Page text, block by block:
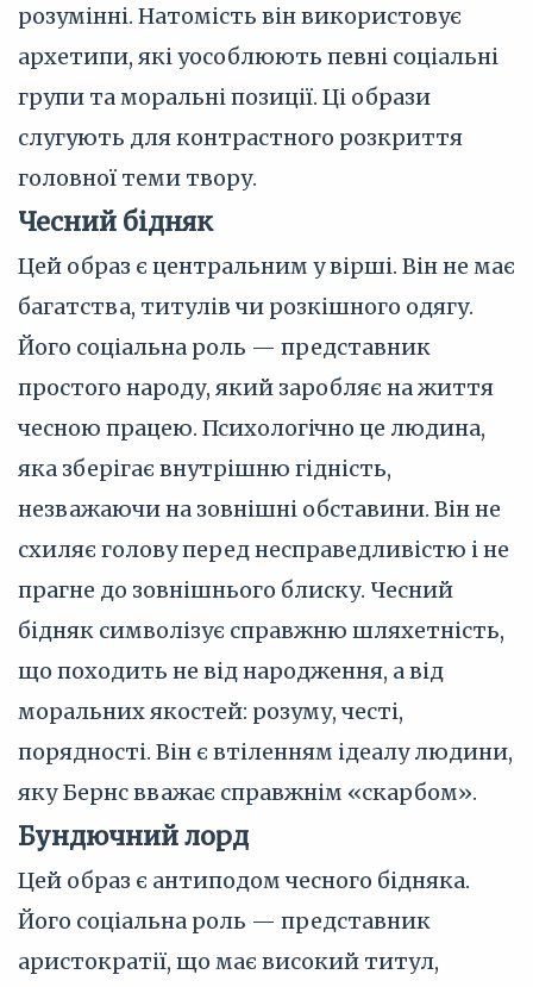
розумінні. Натомість він використовує
архетипи, які уособлюють певні соціальні
групи та моральні позиції. Ці образи
слугують для контрастного розкриття
головної теми твору.
Чесний бідняк
Цей образ є центральним у вірші. Він не має
багатства, титулів чи розкішного одягу.
Його соціальна роль — представник
простого народу, який заробляє на життя
чесною працею. Психологічно це людина,
яка зберігає внутрішню гідність,
незважаючи на зовнішні обставини. Він не
схиляє голову перед несправедливістю і не
прагне до зовнішнього блиску. Чесний
бідняк символізує справжню шляхетність,
що походить не від народження, а від
моральних якостей: розуму, честі,
порядності. Він є втіленням ідеалу людини,
яку Бернс вважає справжнім «скарбом».
Бундючний лорд
Цей образ є антиподом чесного бідняка.
Його соціальна роль — представник
аристократії, що має високий титул,